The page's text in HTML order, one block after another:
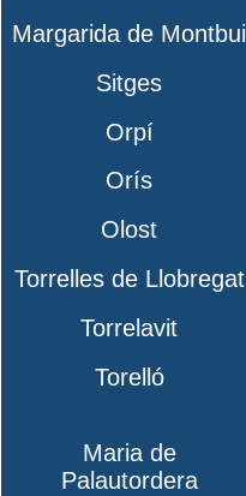
Margarida de Montbui
Sitges
Orpí
Orís
Olost
Torrelles de Llobregat
Torrelavit
Torelló
Maria de
Palautordera